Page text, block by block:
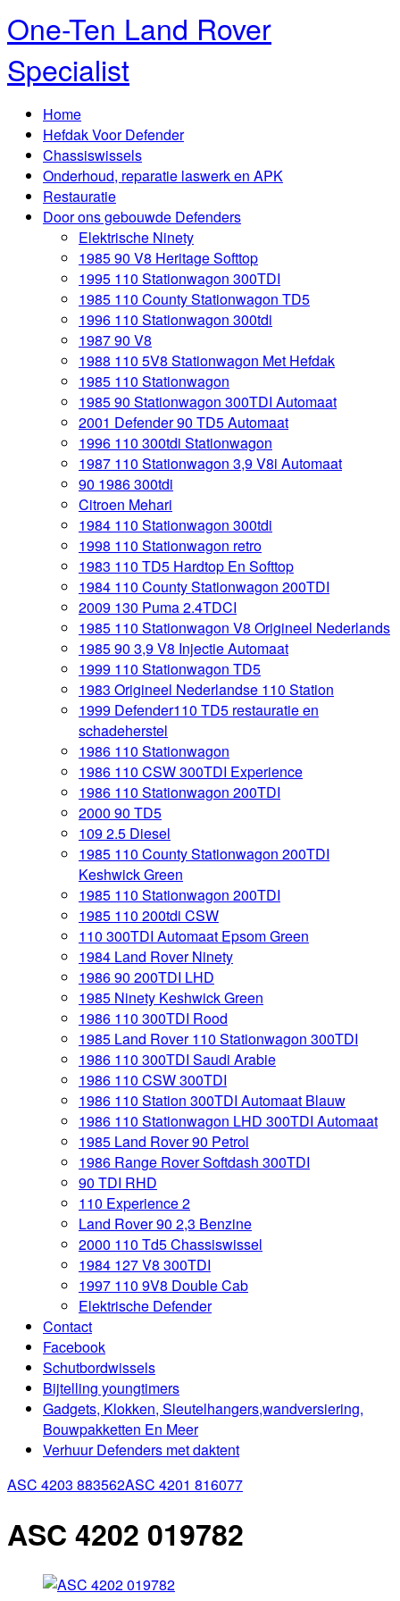
One-Ten Land Rover
Specialist
Home
Hefdak Voor Defender
Chassiswissels
Onderhoud, reparatie laswerk en APK
Restauratie
Door ons gebouwde Defenders
Elektrische Ninety
1985 90 V8 Heritage Softtop
1995 110 Stationwagon 300TDI
1985 110 County Stationwagon TD5
1996 110 Stationwagon 300tdi
1987 90 V8
1988 110 5V8 Stationwagon Met Hefdak
1985 110 Stationwagon
1985 90 Stationwagon 300TDI Automaat
2001 Defender 90 TD5 Automaat
1996 110 300tdi Stationwagon
1987 110 Stationwagon 3,9 V8i Automaat
90 1986 300tdi
Citroen Mehari
1984 110 Stationwagon 300tdi
1998 110 Stationwagon retro
1983 110 TD5 Hardtop En Softtop
1984 110 County Stationwagon 200TDI
2009 130 Puma 2.4TDCI
1985 110 Stationwagon V8 Origineel Nederlands
1985 90 3,9 V8 Injectie Automaat
1999 110 Stationwagon TD5
1983 Origineel Nederlandse 110 Station
1999 Defender110 TD5 restauratie en
schadeherstel
1986 110 Stationwagon
1986 110 CSW 300TDI Experience
1986 110 Stationwagon 200TDI
2000 90 TD5
109 2.5 Diesel
1985 110 County Stationwagon 200TDI
Keshwick Green
1985 110 Stationwagon 200TDI
1985 110 200tdi CSW
110 300TDI Automaat Epsom Green
1984 Land Rover Ninety
1986 90 200TDI LHD
1985 Ninety Keshwick Green
1986 110 300TDI Rood
1985 Land Rover 110 Stationwagon 300TDI
1986 110 300TDI Saudi Arabie
1986 110 CSW 300TDI
1986 110 Station 300TDI Automaat Blauw
1986 110 Stationwagon LHD 300TDI Automaat
1985 Land Rover 90 Petrol
1986 Range Rover Softdash 300TDI
90 TDI RHD
110 Experience 2
Land Rover 90 2,3 Benzine
2000 110 Td5 Chassiswissel
1984 127 V8 300TDI
1997 110 9V8 Double Cab
Elektrische Defender
Contact
Facebook
Schutbordwissels
Bijtelling youngtimers
Gadgets, Klokken, Sleutelhangers,wandversiering,
Bouwpakketten En Meer
Verhuur Defenders met daktent
ASC 4203 883562ASC 4201 816077
ASC 4202 019782